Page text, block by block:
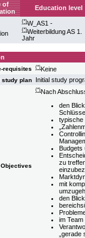
of
Education level
(*)W_AS1 -
(*)Weiterbildung AS 1.
Jahr
requisites (*)Keine
study plan Initial study
Objectives
(*)Nach
den
typische
Budgets
zu
mit
den
im
„gerade